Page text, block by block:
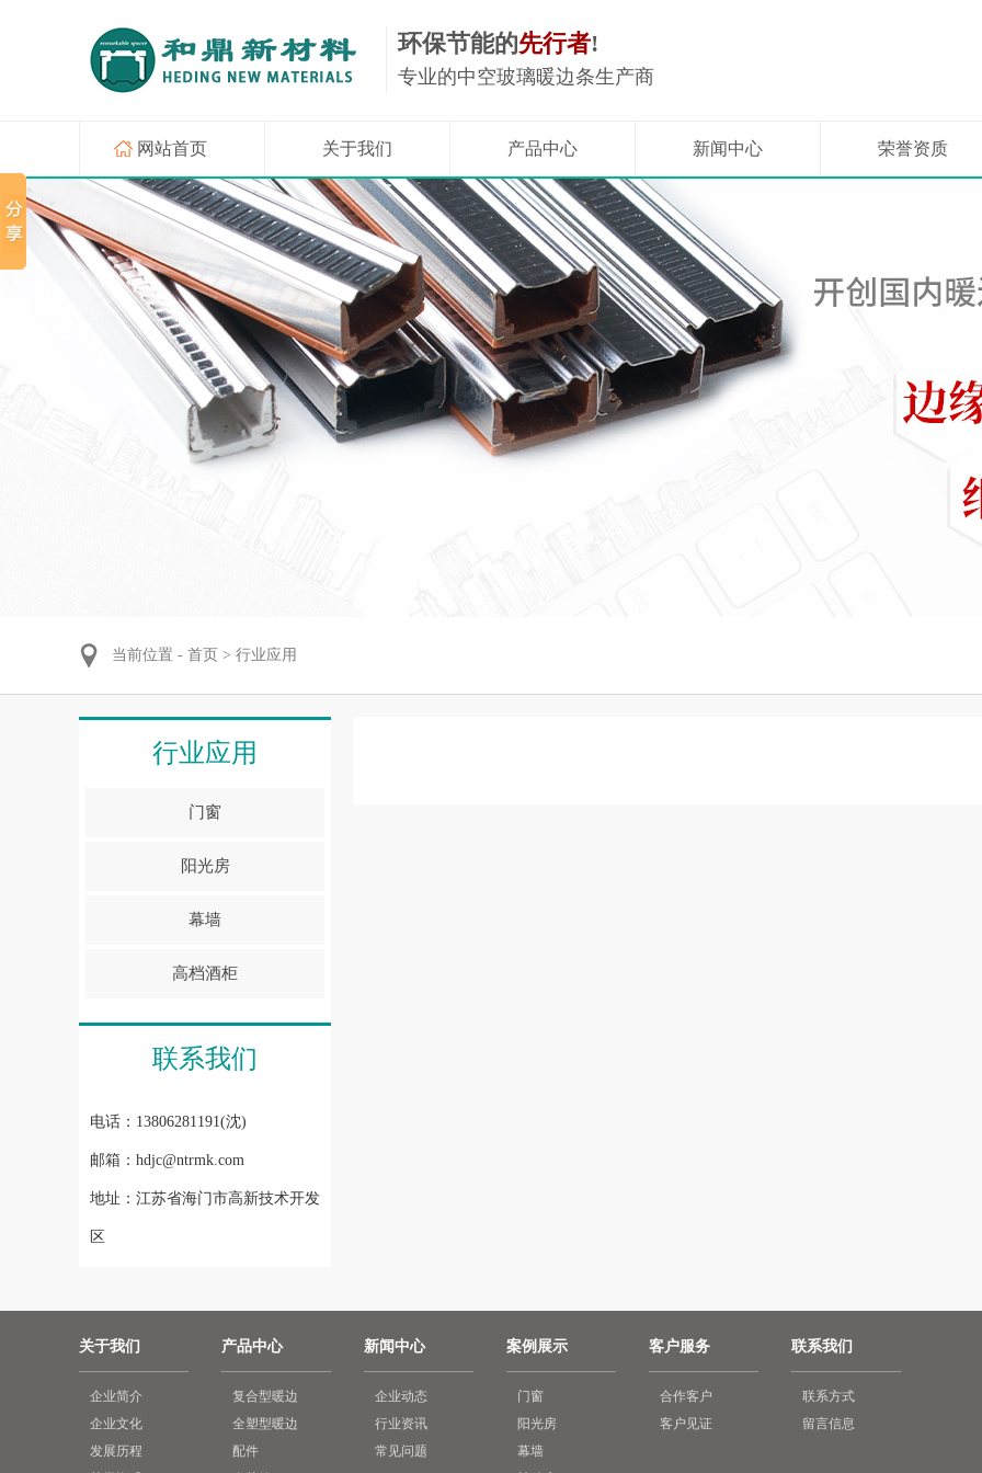
环保节能的先行者!
专业的中空玻璃暖边条生产商
网站首页 关于我们 产品中心 新闻中心 荣誉资质
当前位置 - 首页 > 行业应用
行业应用
门窗
阳光房
幕墙
高档酒柜
联系我们
电话：13806281191(沈)
邮箱：hdjc@ntrmk.com
地址：江苏省海门市高新技术开发
区
关于我们
企业简介
企业文化
发展历程
产品中心
复合型暖边
全塑型暖边
配件
新闻中心
企业动态
行业资讯
常见问题
案例展示
门窗
阳光房
幕墙
客户服务
合作客户
客户见证
联系我们
联系方式
留言信息